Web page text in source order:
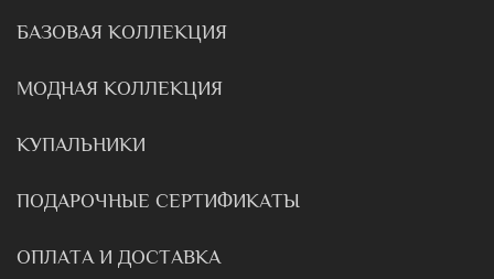
БАЗОВАЯ КОЛЛЕКЦИЯ
МОДНАЯ КОЛЛЕКЦИЯ
КУПАЛЬНИКИ
ПОДАРОЧНЫЕ СЕРТИФИКАТЫ
ОПЛАТА И ДОСТАВКА